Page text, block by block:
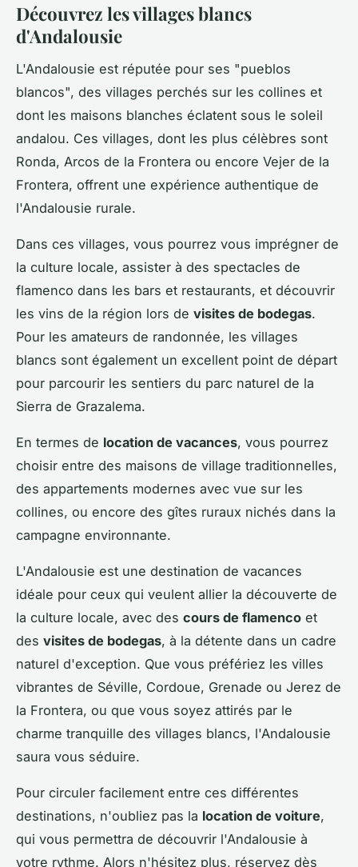
Découvrez les villages blancs
d'Andalousie
L'Andalousie est réputée pour ses "pueblos
blancos", des villages perchés sur les collines et
dont les maisons blanches éclatent sous le soleil
andalou. Ces villages, dont les plus célèbres sont
Ronda, Arcos de la Frontera ou encore Vejer de la
Frontera, offrent une expérience authentique de
l'Andalousie rurale.
Dans ces villages, vous pourrez vous imprégner de
la culture locale, assister à des spectacles de
flamenco dans les bars et restaurants, et découvrir
les vins de la région lors de visites de bodegas.
Pour les amateurs de randonnée, les villages
blancs sont également un excellent point de départ
pour parcourir les sentiers du parc naturel de la
Sierra de Grazalema.
En termes de location de vacances, vous pourrez
choisir entre des maisons de village traditionnelles,
des appartements modernes avec vue sur les
collines, ou encore des gîtes ruraux nichés dans la
campagne environnante.
L'Andalousie est une destination de vacances
idéale pour ceux qui veulent allier la découverte de
la culture locale, avec des cours de flamenco et
des visites de bodegas, à la détente dans un cadre
naturel d'exception. Que vous préfériez les villes
vibrantes de Séville, Cordoue, Grenade ou Jerez de
la Frontera, ou que vous soyez attirés par le
charme tranquille des villages blancs, l'Andalousie
saura vous séduire.
Pour circuler facilement entre ces différentes
destinations, n'oubliez pas la location de voiture,
qui vous permettra de découvrir l'Andalousie à
votre rythme. Alors n'hésitez plus, réservez dès